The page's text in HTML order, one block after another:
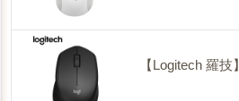
【Logitech 羅